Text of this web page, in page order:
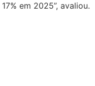
em 2025”, avaliou.